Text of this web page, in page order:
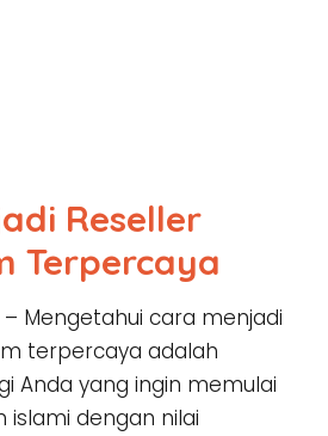
Reseller
Terpercaya
Mengetahui cara menjadi
terpercaya adalah
Anda yang ingin memulai
islami dengan nilai